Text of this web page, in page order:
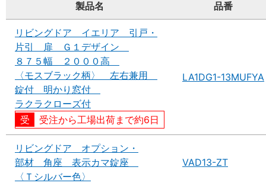
製品名 品番
リビングドア イエリア 引戸・
片引 扉 Ｇ１デザイン
８７５幅 ２０００高
〈モスブラック柄〉 左右兼用
錠付 明かり窓付
ラクラクローズ付
受注から工場出荷まで約6日
LA1DG1-13MUFYA
リビングドア オプション・
部材 角座 表示カマ錠座
〈Ｔシルバー色〉
VAD13-ZT